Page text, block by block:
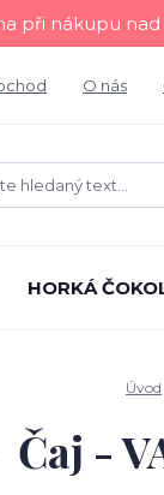
při nákupu
O nás
HORKÁ
Úvod
Čaj -